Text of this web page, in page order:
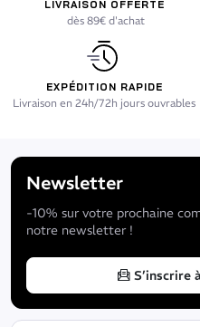
LIVRAISON OFFERTE
dès 89€ d'achat
EXPÉDITION RAPIDE
Livraison en 24h/72h jours ouvrables
Newsletter
-10% sur votre prochaine
notre newsletter !
S’inscrire